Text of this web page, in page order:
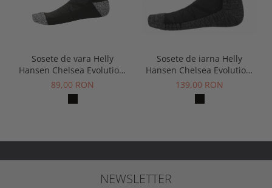
Sosete de vara Helly
Hansen Chelsea Evolution,
negre
89,00 RON
Sosete de iarna Helly
Hansen Chelsea Evolution,
negre
139,00 RON
NEWSLETTER